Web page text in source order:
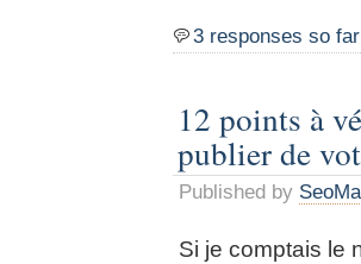
3 responses so far
12 points à
publier de
Published by
Si je comptais le